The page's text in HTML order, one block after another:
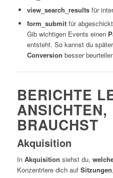
view_search_resultsfür
form_submitfür
Gib wichtigen Events einen
entsteht. So kannst du später
Conversion besser
BERICHTE
ANSICHTEN,
BRAUCHST
Akquisition
In Akquisition siehst du,
Konzentriere dich auf Sitzungen,